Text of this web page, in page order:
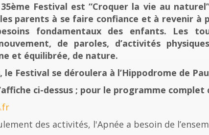
Festival est “Croquer la vie au
parents à se faire confiance et à revenir à
fondamentaux des enfants. Les
de paroles, d’activités
et équilibrée, de nature.
le Festival se déroulera à l’Hippodrome de
ci-dessus ; pour le programme complet
des activités, l'Apnée a besoin de